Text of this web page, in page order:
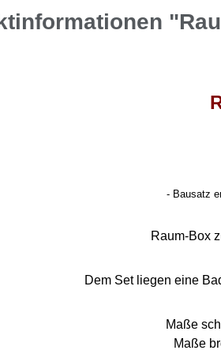
- Bausatz
Raum-Box
Dem Set liegen eine
Maße
Maße